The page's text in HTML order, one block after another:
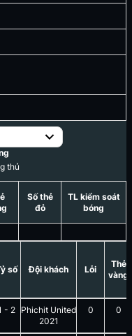
thủ
Số thẻ
đỏ
TL kiểm soát
bóng
số Đội khách Lỗi
Thẻ
vàng
- 2 Phichit United
2021
0 0